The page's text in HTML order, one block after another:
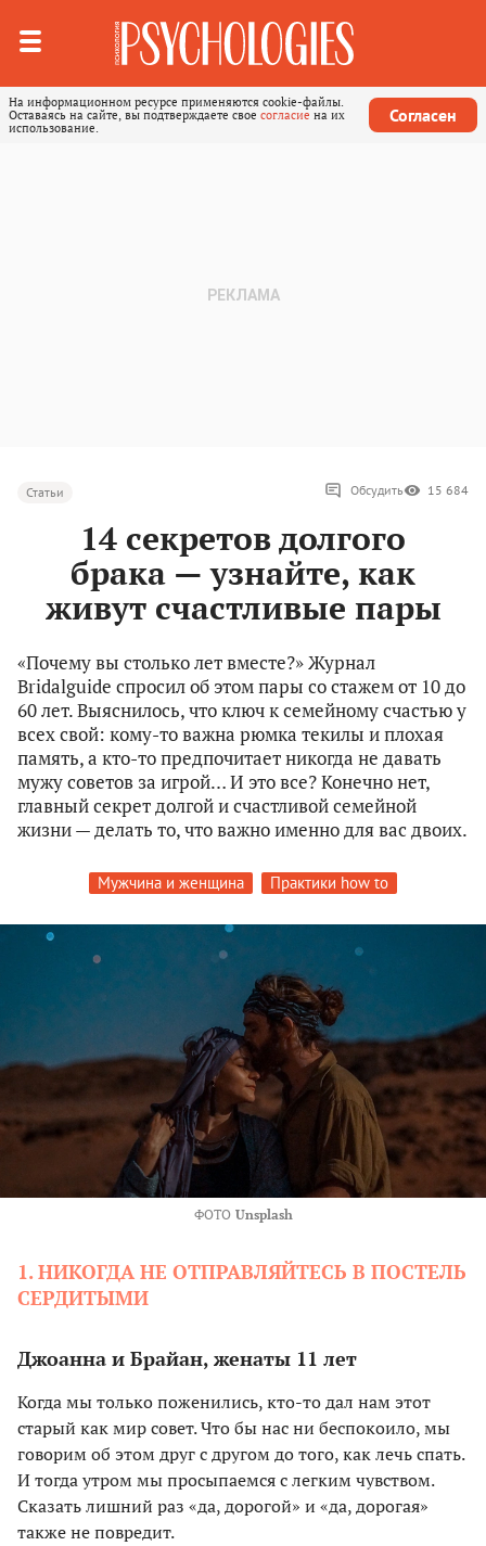
На информационном ресурсе применяются cookie-файлы.
Оставаясь на сайте, вы подтверждаете свое согласие на их
использование.
Согласен
Статьи Обсудить 15 684
14 секретов долгого
брака — узнайте, как
живут счастливые пары
«Почему вы столько лет вместе?» Журнал
Bridalguide спросил об этом пары cо стажем от 10 до
60 лет. Выяснилось, что ключ к семейному счастью у
всех свой: кому-то важна рюмка текилы и плохая
память, а кто-то предпочитает никогда не давать
мужу советов за игрой… И это все? Конечно нет,
главный секрет долгой и счастливой семейной
жизни — делать то, что важно именно для вас двоих.
Мужчина и женщина Практики how to
ФОТО Unsplash
1. НИКОГДА НЕ ОТПРАВЛЯЙТЕСЬ В ПОСТЕЛЬ
СЕРДИТЫМИ
Джоанна и Брайан, женаты 11 лет
Когда мы только поженились, кто-то дал нам этот
старый как мир совет. Что бы нас ни беспокоило, мы
говорим об этом друг с другом до того, как лечь спать.
И тогда утром мы просыпаемся с легким чувством.
Сказать лишний раз «да, дорогой» и «да, дорогая»
также не повредит.